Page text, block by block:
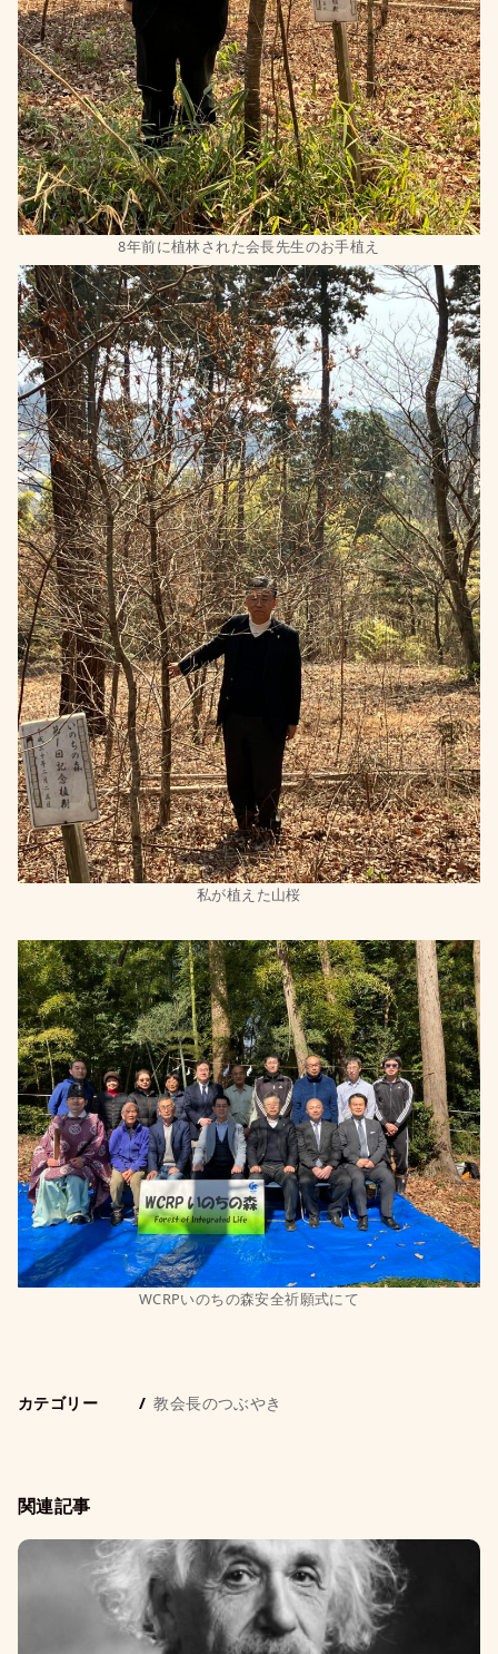
8年前に植林された会長先生のお手植え
私が植えた山桜
WCRPいのちの森安全祈願式にて
カテゴリー 教会長のつぶやき
関連記事